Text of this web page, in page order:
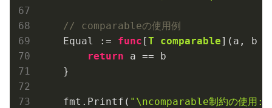
// comparableの使用例
    Equal :=
func [T comparable] (a, b
return a == b
    }
    fmt.Printf(
"\ncomparable制約の使用